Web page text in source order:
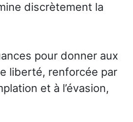
discrètement la
pour donner aux
liberté, renforcée par
et à l’évasion,